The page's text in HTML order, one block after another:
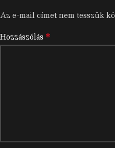
Az e-mail címet nem tesszük
Hozzászólás *